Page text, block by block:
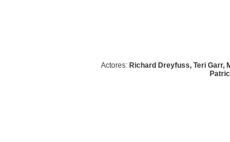
Actores: Richard Dreyfuss, Teri Garr,